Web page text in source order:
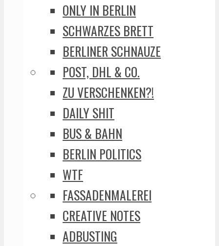
ONLY IN BERLIN
SCHWARZES BRETT
BERLINER SCHNAUZE
POST, DHL & CO.
ZU VERSCHENKEN?!
DAILY SHIT
BUS & BAHN
BERLIN POLITICS
WTF
FASSADENMALEREI
CREATIVE NOTES
ADBUSTING